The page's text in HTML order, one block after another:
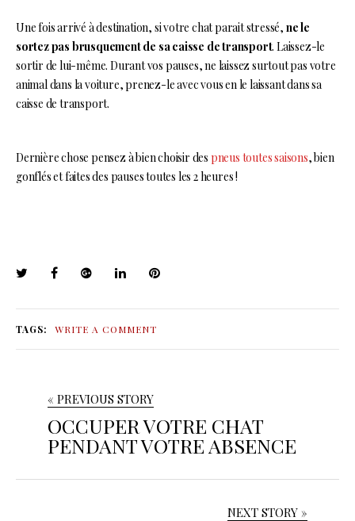
Une fois arrivé à destination, si votre chat parait stressé, ne le
sortez pas brusquement de sa caisse de transport. Laissez-le
sortir de lui-même. Durant vos pauses, ne laissez surtout pas votre
animal dans la voiture, prenez-le avec vous en le laissant dans sa
caisse de transport.
Dernière chose pensez à bien choisir des pneus toutes saisons, bien
gonflés et faites des pauses toutes les 2 heures !
TAGS: WRITE A COMMENT
« PREVIOUS STORY
OCCUPER VOTRE CHAT
PENDANT VOTRE ABSENCE
NEXT STORY »